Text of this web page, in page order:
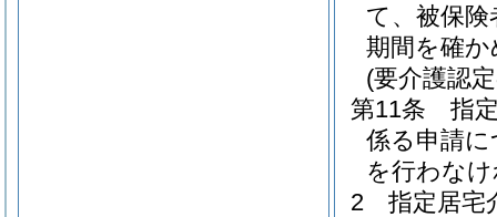
て、被保
期間を確
(要介護認
第11条
指
係る申請
を行わな
2
指定居宅